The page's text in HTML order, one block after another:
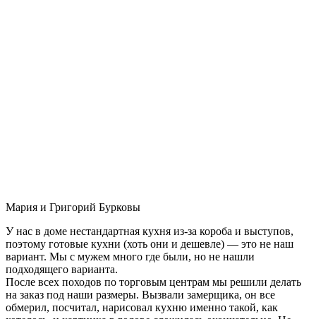
Мария и Григорий Бурковы
У нас в доме нестандартная кухня из-за короба и выступов,
поэтому готовые кухни (хоть они и дешевле) — это не наш
вариант. Мы с мужем много где были, но не нашли
подходящего варианта.
После всех походов по торговым центрам мы решили делать
на заказ под наши размеры. Вызвали замерщика, он все
обмерил, посчитал, нарисовал кухню именно такой, как